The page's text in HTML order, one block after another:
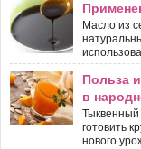
Масло из
Польза
в
Тыквенный
готовить
нового